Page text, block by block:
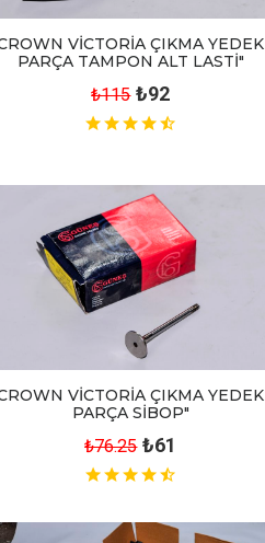
VİCTORİA ÇIKMA YEDEK
PARÇA TAMPON ALT LASTİ"
₺115 ₺92
VİCTORİA ÇIKMA YEDEK
PARÇA SİBOP"
₺76.25 ₺61